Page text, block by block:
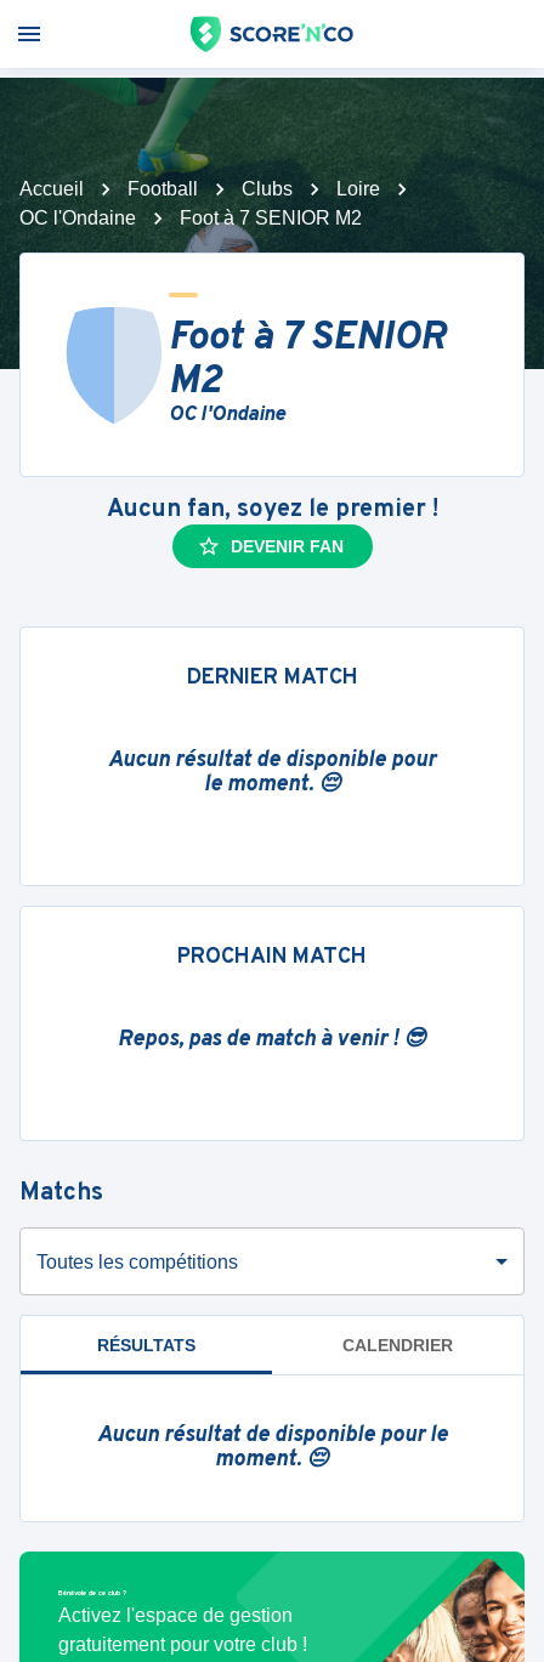
Accueil Football Clubs
Loire
OC l'Ondaine
Foot à 7 SENIOR M2
Foot à 7 SENIOR
M2
OC l'Ondaine
Aucun fan, soyez le premier !
DEVENIR FAN
DERNIER MATCH
Aucun résultat de disponible pour
le moment. 😔
PROCHAIN MATCH
Repos, pas de match à venir ! 😎
Matchs
Toutes les compétitions
RÉSULTATS CALENDRIER
Aucun résultat de disponible pour le
moment. 😔
Bénévole de ce club ?
Activez l'espace de gestion
gratuitement pour votre club !